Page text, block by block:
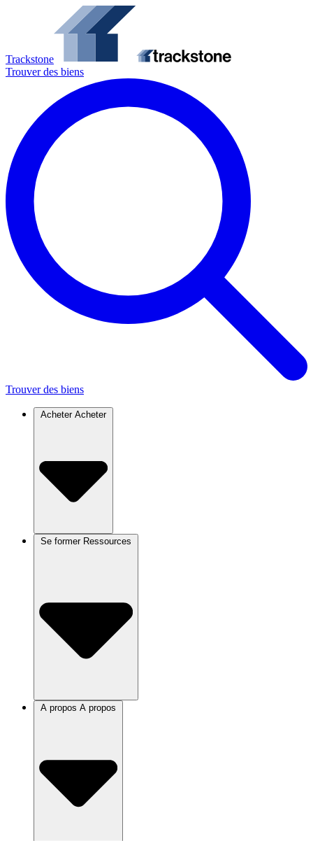
Trackstone
Trouver des biens
Trouver des biens
Acheter Acheter
Se former
A propos